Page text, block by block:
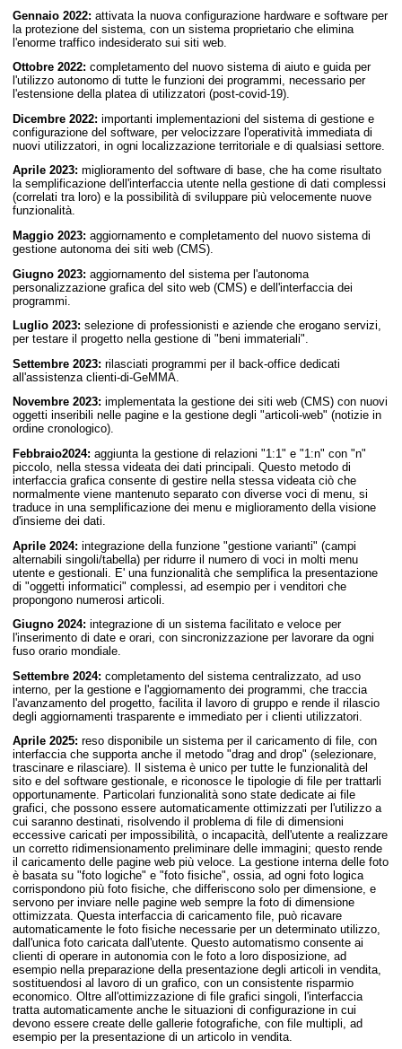
Gennaio 2022: attivata la nuova configurazione hardware e software per
la protezione del sistema, con un sistema proprietario che elimina
l'enorme traffico indesiderato sui siti web.
Ottobre 2022: completamento del nuovo sistema di aiuto e guida per
l'utilizzo autonomo di tutte le funzioni dei programmi, necessario per
l'estensione della platea di utilizzatori (post-covid-19).
Dicembre 2022: importanti implementazioni del sistema di gestione e
configurazione del software, per velocizzare l'operatività immediata di
nuovi utilizzatori, in ogni localizzazione territoriale e di qualsiasi settore.
Aprile 2023: miglioramento del software di base, che ha come risultato
la semplificazione dell'interfaccia utente nella gestione di dati complessi
(correlati tra loro) e la possibilità di sviluppare più velocemente nuove
funzionalità.
Maggio 2023: aggiornamento e completamento del nuovo sistema di
gestione autonoma dei siti web (CMS).
Giugno 2023: aggiornamento del sistema per l'autonoma
personalizzazione grafica del sito web (CMS) e dell'interfaccia dei
programmi.
Luglio 2023: selezione di professionisti e aziende che erogano servizi,
per testare il progetto nella gestione di "beni immateriali".
Settembre 2023: rilasciati programmi per il back-office dedicati
all'assistenza clienti-di-GeMMA.
Novembre 2023: implementata la gestione dei siti web (CMS) con nuovi
oggetti inseribili nelle pagine e la gestione degli "articoli-web" (notizie in
ordine cronologico).
Febbraio2024: aggiunta la gestione di relazioni "1:1" e "1:n" con "n"
piccolo, nella stessa videata dei dati principali. Questo metodo di
interfaccia grafica consente di gestire nella stessa videata ciò che
normalmente viene mantenuto separato con diverse voci di menu, si
traduce in una semplificazione dei menu e miglioramento della visione
d'insieme dei dati.
Aprile 2024: integrazione della funzione "gestione varianti" (campi
alternabili singoli/tabella) per ridurre il numero di voci in molti menu
utente e gestionali. E' una funzionalità che semplifica la presentazione
di "oggetti informatici" complessi, ad esempio per i venditori che
propongono numerosi articoli.
Giugno 2024: integrazione di un sistema facilitato e veloce per
l'inserimento di date e orari, con sincronizzazione per lavorare da ogni
fuso orario mondiale.
Settembre 2024: completamento del sistema centralizzato, ad uso
interno, per la gestione e l'aggiornamento dei programmi, che traccia
l'avanzamento del progetto, facilita il lavoro di gruppo e rende il rilascio
degli aggiornamenti trasparente e immediato per i clienti utilizzatori.
Aprile 2025: reso disponibile un sistema per il caricamento di file, con
interfaccia che supporta anche il metodo "drag and drop" (selezionare,
trascinare e rilasciare). Il sistema è unico per tutte le funzionalità del
sito e del software gestionale, e riconosce le tipologie di file per trattarli
opportunamente. Particolari funzionalità sono state dedicate ai file
grafici, che possono essere automaticamente ottimizzati per l'utilizzo a
cui saranno destinati, risolvendo il problema di file di dimensioni
eccessive caricati per impossibilità, o incapacità, dell'utente a realizzare
un corretto ridimensionamento preliminare delle immagini; questo rende
il caricamento delle pagine web più veloce. La gestione interna delle foto
è basata su "foto logiche" e "foto fisiche", ossia, ad ogni foto logica
corrispondono più foto fisiche, che differiscono solo per dimensione, e
servono per inviare nelle pagine web sempre la foto di dimensione
ottimizzata. Questa interfaccia di caricamento file, può ricavare
automaticamente le foto fisiche necessarie per un determinato utilizzo,
dall'unica foto caricata dall'utente. Questo automatismo consente ai
clienti di operare in autonomia con le foto a loro disposizione, ad
esempio nella preparazione della presentazione degli articoli in vendita,
sostituendosi al lavoro di un grafico, con un consistente risparmio
economico. Oltre all'ottimizzazione di file grafici singoli, l'interfaccia
tratta automaticamente anche le situazioni di configurazione in cui
devono essere create delle gallerie fotografiche, con file multipli, ad
esempio per la presentazione di un articolo in vendita.